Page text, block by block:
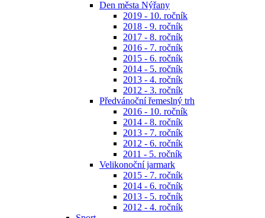
Den města Nýřany
2019 - 10. ročník
2018 - 9. ročník
2017 - 8. ročník
2016 - 7. ročník
2015 - 6. ročník
2014 - 5. ročník
2013 - 4. ročník
2012 - 3. ročník
Předvánoční řemeslný trh
2016 - 10. ročník
2014 - 8. ročník
2013 - 7. ročník
2012 - 6. ročník
2011 - 5. ročník
Velikonoční jarmark
2015 - 7. ročník
2014 - 6. ročník
2013 - 5. ročník
2012 - 4. ročník